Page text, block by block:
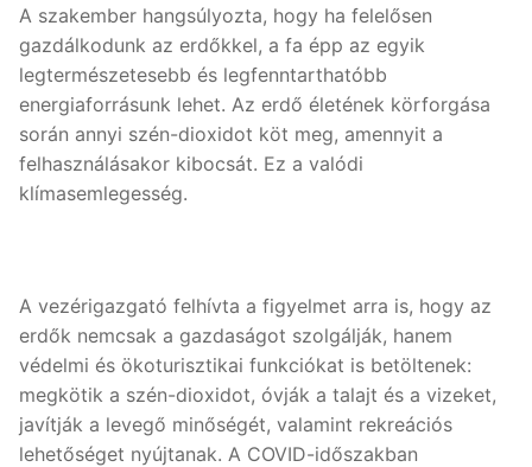
A szakember hangsúlyozta, hogy ha felelősen
gazdálkodunk az erdőkkel, a fa épp az egyik
legtermészetesebb és legfenntarthatóbb
energiaforrásunk lehet. Az erdő életének körforgása
során annyi szén-dioxidot köt meg, amennyit a
felhasználásakor kibocsát. Ez a valódi
klímasemlegesség.
A vezérigazgató felhívta a figyelmet arra is, hogy az
erdők nemcsak a gazdaságot szolgálják, hanem
védelmi és ökoturisztikai funkciókat is betöltenek:
megkötik a szén-dioxidot, óvják a talajt és a vizeket,
javítják a levegő minőségét, valamint rekreációs
lehetőséget nyújtanak. A COVID-időszakban